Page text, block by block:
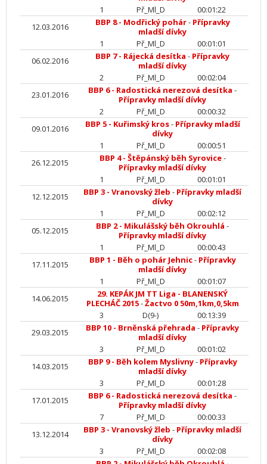
1
Př_Ml_D
00:01:22
12.03.2016
BBP 8 - Modřický pohár- Přípravky
mladší dívky
1
Př_Ml_D
00:01:01
06.02.2016
BBP 7 - Rájecká desítka - Přípravky
mladší dívky
2
Př_Ml_D
00:02:04
23.01.2016
BBP 6 - Radostická nerezová desítka -
Přípravky mladší dívky
2
Př_Ml_D
00:00:32
09.01.2016
BBP 5 - Kuřimský kros- Přípravky mladší
dívky
1
Př_Ml_D
00:00:51
26.12.2015
BBP 4 - Štěpánský běh Syrovice-
Přípravky mladší dívky
1
Př_Ml_D
00:01:01
12.12.2015
BBP 3 - Vranovský žleb - Přípravky mladší
dívky
1
Př_Ml_D
00:02:12
05.12.2015
BBP 2 - Mikulášský běh Okrouhlá -
Přípravky mladší dívky
1
Př_Ml_D
00:00:43
17.11.2015
BBP 1 - Běh o pohár Jehnic- Přípravky
mladší dívky
1
Př_Ml_D
00:01:07
14.06.2015
29. KEPÁK JM TT Liga - BLANENSKÝ
PLECHÁČ 2015-Žactvo 0 50m,1km,0,5km
3
D(9-)
00:13:39
29.03.2015
BBP 10 - Brněnská přehrada - Přípravky
mladší dívky
3
Př_Ml_D
00:01:02
14.03.2015
BBP 9 - Běh kolem Myslivny- Přípravky
mladší dívky
3
Př_Ml_D
00:01:28
17.01.2015
BBP 6 - Radostická nerezová desítka -
Přípravky mladší dívky
7
Př_Ml_D
00:00:33
13.12.2014
BBP 3 - Vranovský žleb - Přípravky mladší
dívky
3
Př_Ml_D
00:02:08